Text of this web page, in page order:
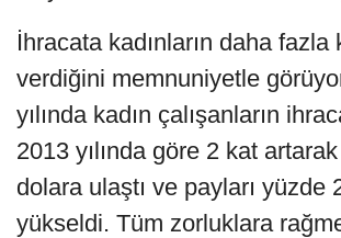
İhracata kadınların daha fazla
verdiğini memnuniyetle
yılında kadın çalışanların
2013 yılında göre 2 kat
dolara ulaştı ve payları yüzde
yükseldi. Tüm zorluklara